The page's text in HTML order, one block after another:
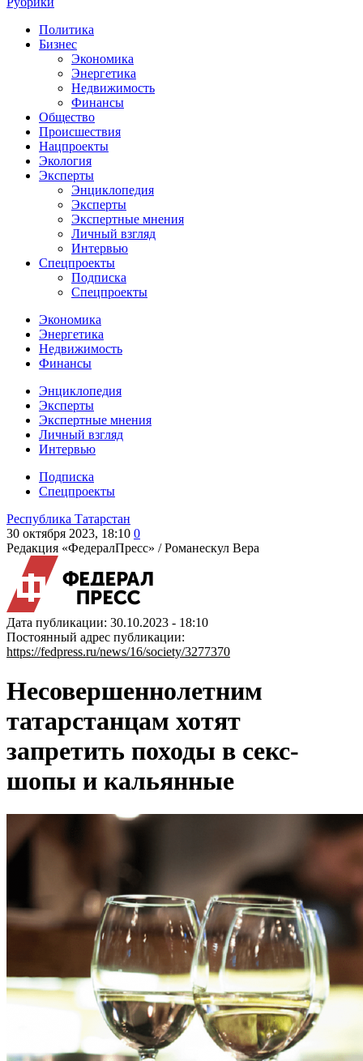
Политика
Бизнес
Экономика
Энергетика
Недвижимость
Финансы
Общество
Происшествия
Нацпроекты
Экология
Эксперты
Энциклопедия
Эксперты
Экспертные мнения
Личный взгляд
Интервью
Спецпроекты
Подписка
Спецпроекты
Экономика
Энергетика
Недвижимость
Финансы
Энциклопедия
Эксперты
Экспертные мнения
Личный взгляд
Интервью
Подписка
Спецпроекты
Республика Татарстан
30 октября 2023, 18:10 0
Редакция «ФедералПресс» /Романескул Вера
Дата публикации: 30.10.2023 - 18:10
Постоянный адрес публикации:
https://fedpress.ru/news/16/society/3277370
Несовершеннолетним
татарстанцам хотят
запретить походы в секс-
шопы и кальянные